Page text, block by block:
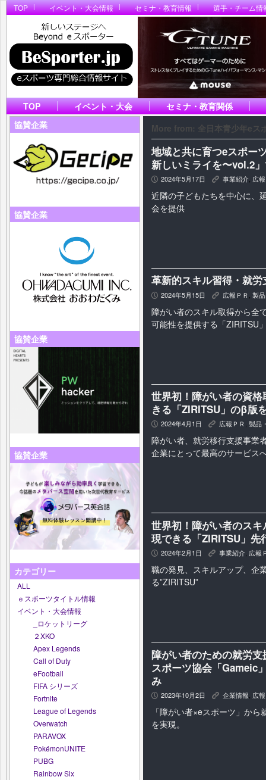
TOP イベント・大会情報 セミナ・教育情報 選手・チーム情
TOP イベント・大会
セミナ・教育関係
協賛企業
協賛企業
協賛企業
協賛企業
カテゴリー
ALL
ｅスポーツタイトル情報
イベント・大会情報
_ロケットリーグ
２XKO
Apex Legends
Call of Duty
eFootball
FIFA シリーズ
Fortnite
League of Legends
Overwatch
PARAVOX
PokémonUNITE
PUBG
Rainbow Six
More from: 全日本青少年eス
地域と共に育つeスポー
新しいミライを〜vol.2
P 2024年5月17日 K 事業紹介 広
近隣の子どもたちを中心に、
会を提供
革新的スキル習得・就
P 2024年5月15日 K 広報ＰＲ 製
障がい者のスキル取得から全
可能性を提供する「ZIRITSU
世界初！障がい者の資
きる「ZIRITSU」のβ版
P 2024年4月1日 K 広報ＰＲ , 製品
障がい者、就労移行支援事業
企業にとって最高のサービス
世界初！障がい者のス
現できる「ZIRITSU」先
P 2024年2月1日 K 事業紹介, 広報
職の発見、スキルアップ、企
る”ZIRITSU”
障がい者のための就労
スポーツ協会「Gameic
み
P 2023年10月2日 K 企業情報 広
「障がい者×eスポーツ」か
を実現。